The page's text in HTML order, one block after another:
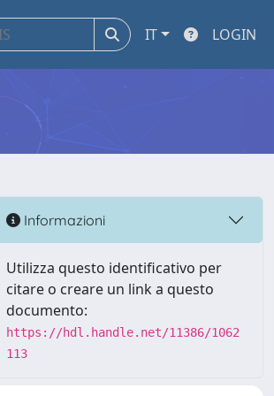
IT LOGIN
Informazioni
Utilizza questo identificativo per
citare o creare un link a questo
documento:
https://hdl.handle.net/11386/1062
113